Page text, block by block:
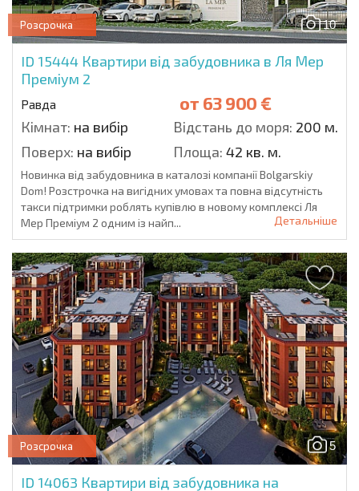
10
Розсрочка
ID 15444 Квартири від забудовника в Ля Мер
Преміум 2
Равда от 63 900 €
Кімнат: на вибір Відстань до моря: 200 м.
Поверх: на вибір Площа: 42 кв. м.
Новинка від забудовника в каталозі компанії Bolgarskiy
Dom! Розстрочка на вигідних умовах та повна відсутність
такси підтримки роблять купівлю в новому комплексі Ля
Мер Преміум 2 одним із найп...
Детальніше
5
Розсрочка
ID 14063 Квартири від забудовника на